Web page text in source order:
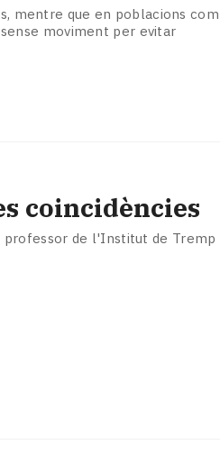
mentre que en poblacions com
moviment per evitar
coincidències
professor de l'Institut de Tremp